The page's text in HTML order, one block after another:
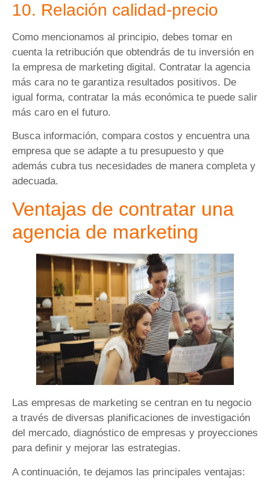
10. Relación calidad-precio
Como mencionamos al principio, debes tomar en
cuenta la retribución que obtendrás de tu inversión en
la empresa de marketing digital. Contratar la agencia
más cara no te garantiza resultados positivos. De
igual forma, contratar la más económica te puede salir
más caro en el futuro.
Busca información, compara costos y encuentra una
empresa que se adapte a tu presupuesto y que
además cubra tus necesidades de manera completa y
adecuada.
Ventajas de contratar una
agencia de marketing
Las empresas de marketing se centran en tu negocio
a través de diversas planificaciones de investigación
del mercado, diagnóstico de empresas y proyecciones
para definir y mejorar las estrategias.
A continuación, te dejamos las principales ventajas: